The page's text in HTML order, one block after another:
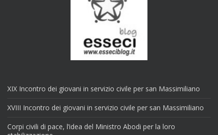
XIX Incontro dei giovani in servizio civile per san Massimiliano
XVIII Incontro dei giovani in servizio civile per san Massimiliano
Corpi civili di pace, l’idea del Ministro Abodi per la loro